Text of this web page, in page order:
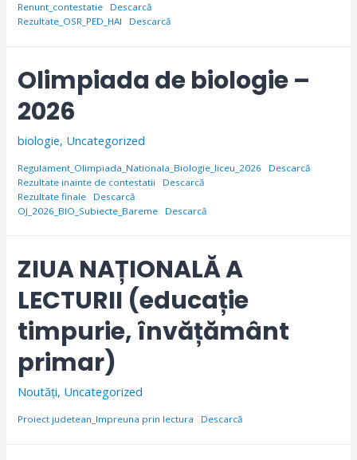
Renunt_contestatie
Descarcă
Rezultate_OSR_PED_HAI
Descarcă
Olimpiada de biologie –
2026
biologie, Uncategorized
Regulament_Olimpiada_Nationala_Biologie_liceu_2026
Descarcă
Rezultate inainte de contestatii
Descarcă
Rezultate finale
Descarcă
OJ_2026_BIO_Subiecte_Bareme
Descarcă
ZIUA NAȚIONALĂ A
LECTURII (educație
timpurie, învățământ
primar)
Noutăți, Uncategorized
Proiect judetean_Impreuna prin lectura Descarcă